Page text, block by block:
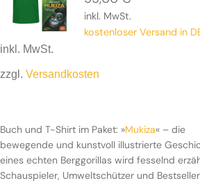
inkl. MwSt.
kostenloser Versand in
inkl. MwSt.
zzgl. Versandkosten
Buch und T-Shirt im Paket: »Mukiza« – die
bewegende und kunstvoll illustrierte
eines echten Berggorillas wird fesselnd
Schauspieler, Umweltschützer und